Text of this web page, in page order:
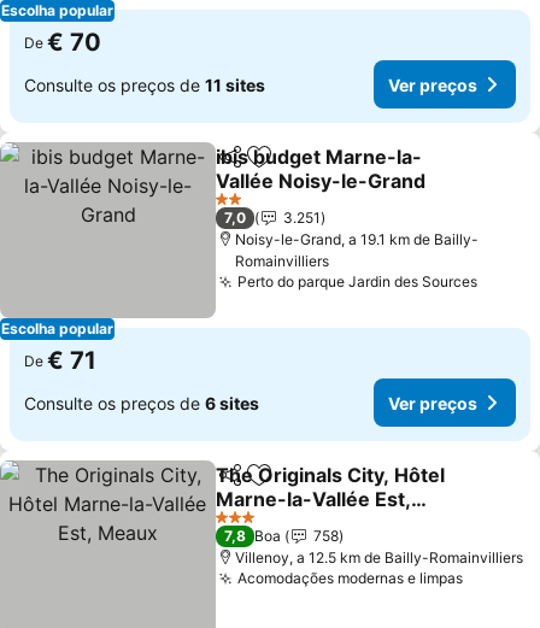
Escolha popular
De € 70
Consulte os preços de 11 sites Ver preços
Escolha popular
PartilharAdicionar aos favoritos
ibis budget Marne-la-
Vallée Noisy-le-Grand
2 Estrelas
7,0
3.251
Noisy-le-Grand, a 19.1 km de Bailly-
Romainvilliers
Perto do parque Jardin des Sources
De € 71
Consulte os preços de 6 sites Ver preços
PartilharAdicionar aos favoritos
The Originals City, Hôtel
Marne-la-Vallée Est,
Meaux
3 Estrelas
7,8 Boa
758
Villenoy, a 12.5 km de Bailly-Romainvilliers
Acomodações modernas e limpas